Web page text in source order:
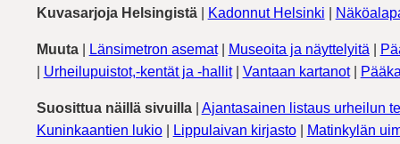
Kuvasarjoja Helsingistä| Kadonnut Helsinki
Muuta| Länsimetron asemat| Museoita ja näyttelyitä
Urheilupuistot,-kentät ja -hallit| Vantaan kartanot|
Suosittua näillä sivuilla| Ajantasainen listaus urheilun
Kuninkaantien lukio| Lippulaivan kirjasto|
Matinkylän